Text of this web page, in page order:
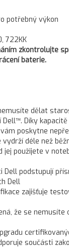
potřebný výkon
722KK
zkontrolujte
baterie.
dělat
Díky
poskytne
déle než
jej použijete v
Dell podstupují
Dell
zajišťuje
že se
součásti